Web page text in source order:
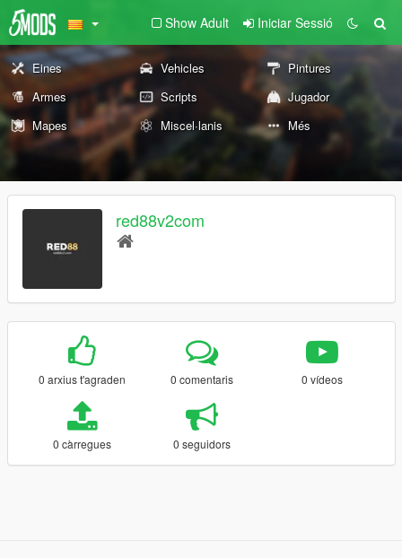
Show Adult Iniciar Sessió
Eines Vehicles
Pintures
Armes
Scripts
Jugador
Mapes
Miscel·lanis Més
red88v2com
0 arxius t'agraden 0 comentaris 0 vídeos
0 càrregues 0 seguidors